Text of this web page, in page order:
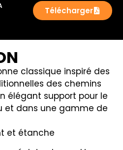
Télécharger
classique inspiré des
des chemins
élégant support pour le
et dans une gamme de
et étanche